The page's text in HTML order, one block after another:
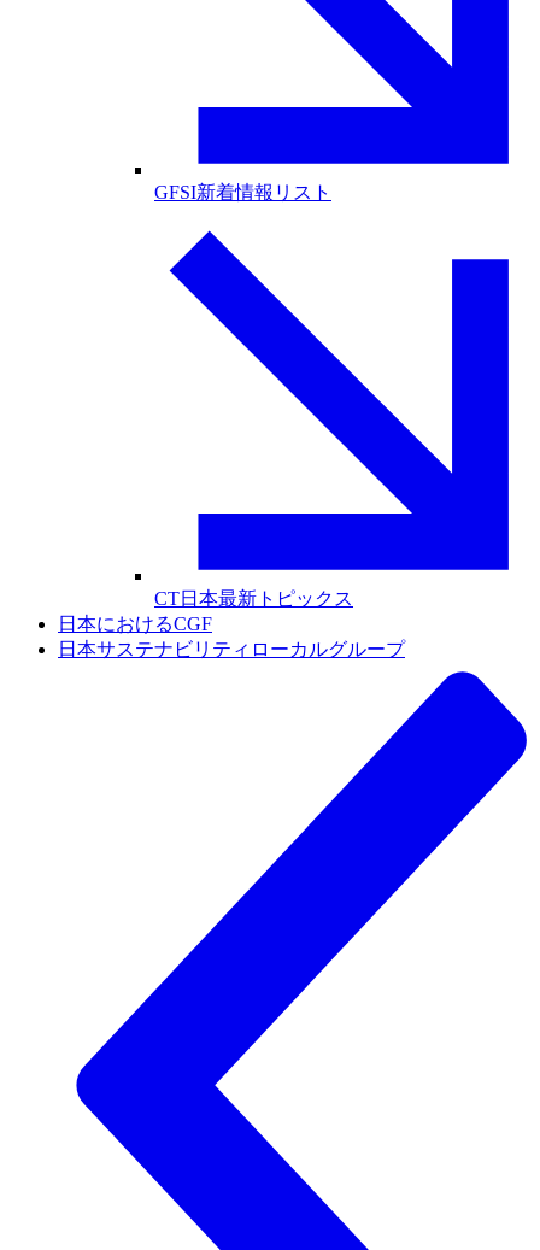
GFSI新着情報リスト
CT日本最新トピックス
日本におけるCGF
日本サステナビリティローカルグループ